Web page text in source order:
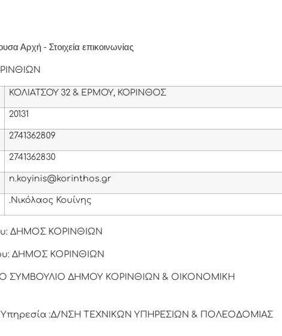
Αρχή - Στοιχεία επικοινωνίας
ΚΟΛΙΑΤΣΟΥ 32 & ΕΡΜΟΥ, ΚΟΡΙΝΘΟΣ
20131
2741362809
2741362830
n.koyinis@korinthos.gr
.Νικόλαος Κουίνης
ΔΗΜΟΣ ΚΟΡΙΝΘΙΩΝ
ΔΗΜΟΣ ΚΟΡΙΝΘΙΩΝ
ΣΥΜΒΟΥΛΙΟ ΔΗΜΟΥ ΚΟΡΙΝΘΙΩΝ & ΟΙΚΟΝΟΜΙΚΗ
Υπηρεσία :Δ/ΝΣΗ ΤΕΧΝΙΚΩΝ ΥΠΗΡΕΣΙΩΝ & ΠΟΛΕΟΔΟΜΙΑΣ